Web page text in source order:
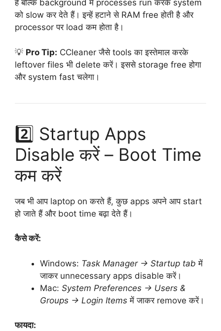
हैं बल्कि background में processes run करके system
को slow कर देते हैं। इन्हें हटाने से RAM free होती है और
processor पर load कम होता है।
💡 Pro Tip: CCleaner जैसे tools का इस्तेमाल करके
leftover files भी delete करें। इससे storage free होगा
और system fast चलेगा।
2️⃣ Startup Apps
Disable करें – Boot Time
कम करें
जब भी आप laptop on करते हैं, कुछ apps अपने आप start
हो जाते हैं और boot time बढ़ा देते हैं।
कैसे करें:
Windows: Task Manager → Startup tab में
जाकर unnecessary apps disable करें।
Mac: System Preferences → Users &
Groups → Login Items में जाकर remove करें।
फायदा: